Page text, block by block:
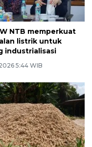
NTB memperkuat
listrik untuk
industrialisasi
5:44 WIB
siswa laki-